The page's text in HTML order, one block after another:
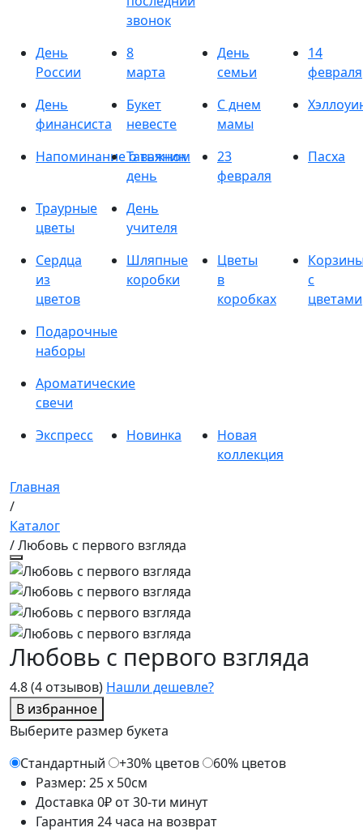
звонок
День
России
8
марта
День
семьи
14
февраля
День
финансиста
Букет
невесте
С днем
мамы
Напоминание о важном
Татьянин
день
23
февраля
Пасха
Траурные
цветы
День
учителя
Сердца
из
цветов
Шляпные
коробки
Цветы
в
коробках
с
цветами
Подарочные
наборы
Ароматические
свечи
Экспресс
Новинка
Новая
коллекция
Главная
/
Каталог
/ Любовь с первого взгляда
4.8(4 отзывов) Нашли дешевле?
В избранное
Любовь с первого взгляда
Выберите размер букета
Стандартный
+30% цветов
60% цветов
Размер: 25 x 50см
Доставка 0₽ от 30-ти минут
Гарантия 24 часа на возврат